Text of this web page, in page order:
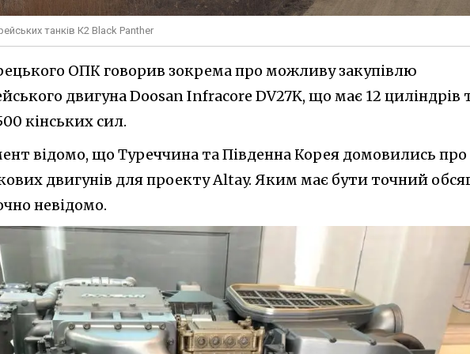
танків К2 Black Panther
ОПК говорив зокрема про можливу закупівлю
двигуна Doosan Infracore DV27K, що має 12 циліндрів
кінських сил.
відомо, що Туреччина та Південна Корея домовились про
двигунів для проекту Altay. Яким має бути точний
невідомо.